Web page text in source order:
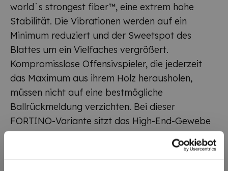
world`s strongest fiber™, eine extrem hohe
Stabilität. Die Vibrationen werden auf ein
Minimum reduziert und der Sweetspot des
Blattes um ein Vielfaches vergrößert.
Kompromisslose Offensivspieler, die jederzeit
das Maximum aus ihrem Holz herausholen,
müssen nicht auf eine bestmögliche
Ballrückmeldung verzichten. Bei dieser
FORTINO-Variante sitzt das High-End-Gewebe
direkt unter den Außenfurnieren, so dass der
Anschlag etwas härter ist. Topspins können viel